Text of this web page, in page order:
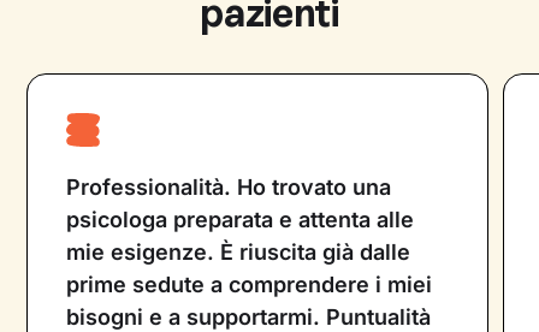
psicologico. Entrambe le figure professionali
lavorano con l’obiettivo di migliorare la vita
pazienti
Professionalità. Ho trovato una
psicologa preparata e attenta alle
mie esigenze. È riuscita già dalle
prime sedute a comprendere i miei
bisogni e a supportarmi. Puntualità